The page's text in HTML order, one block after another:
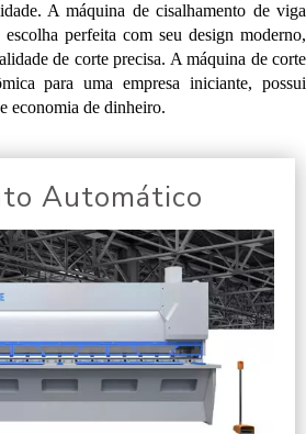
A máquina de cisalhamento de viga
perfeita com seu design moderno,
de corte precisa. A máquina de corte
para uma empresa iniciante, possui
economia de dinheiro.
Automático